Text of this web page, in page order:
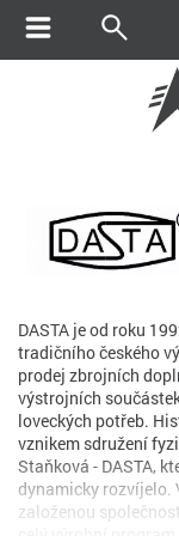
DASTA je od roku
tradičního českého
prodej zbrojních
výstrojních
loveckých potřeb.
vznikem sdružení
Staňková - DASTA,
dynamicky rozvíjelo.
založenou